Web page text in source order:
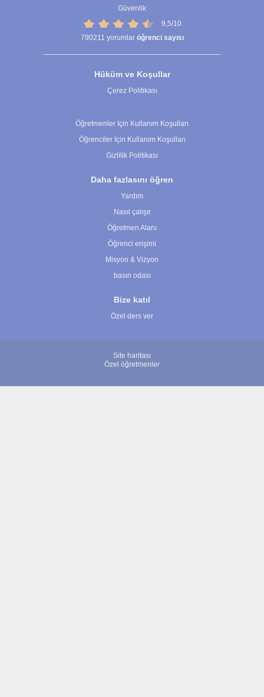
Güvenlik
9,5/10
790211 yorumlar öğrenci sayısı
Hüküm ve Koşullar
Çerez Politikası
Öğretmenler İçin Kullanım Koşulları
Öğrenciler İçin Kullanım Koşulları
Gizlilik Politikası
Daha fazlasını öğren
Yardım
Nasıl çalışır
Öğretmen Alanı
Öğrenci erişimi
Misyon & Vizyon
basın odası
Bize katıl
Özel ders ver
Site haritası
Özel öğretmenler